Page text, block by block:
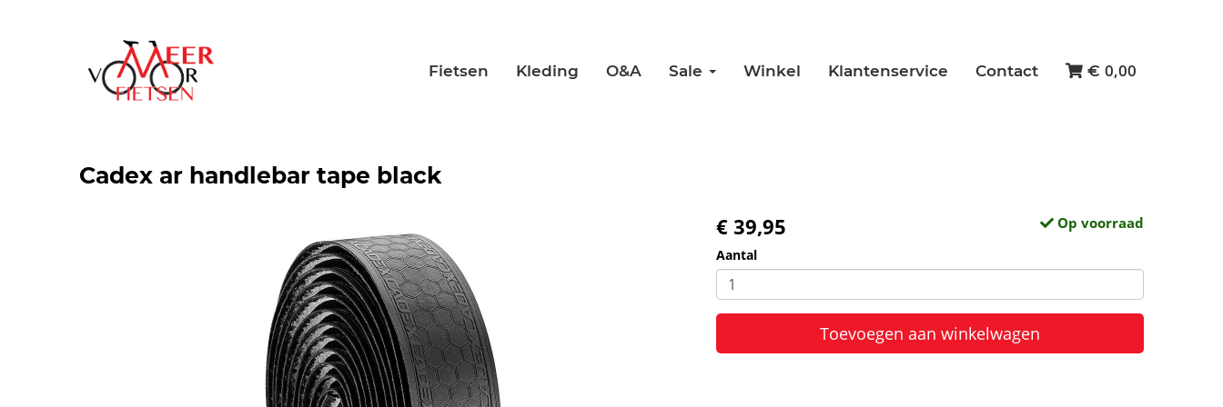
Fietsen Kleding O&A Sale Winkel Klantenservice Contact € 0,00
Cadex ar handlebar tape black
€ 39,95
Op voorraad
Aantal
Toevoegen aan winkelwagen